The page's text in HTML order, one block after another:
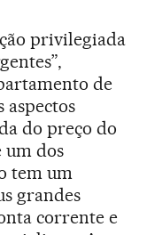
privilegiada
de
aspectos
do preço do
um dos
tem um
grandes
corrente e